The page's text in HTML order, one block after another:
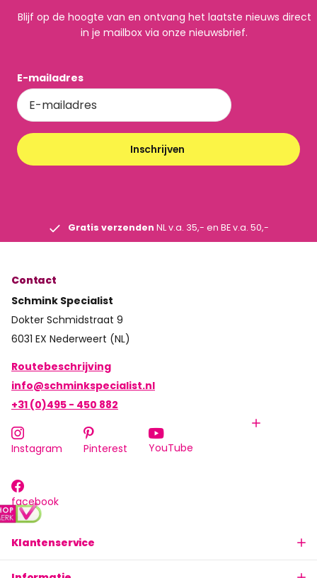
Blijf op de hoogte van en ontvang het laatste nieuws direct
in je mailbox via onze nieuwsbrief.
E-mailadres
Inschrijven
Gratis verzenden NL v.a. 35,- en BE v.a. 50,-
Klantenservice
Contact
Schmink Specialist
Dokter Schmidstraat 9
6031 EX Nederweert (NL)
Routebeschrijving
info@schminkspecialist.nl
+31 (0)495 - 450 882
Instagram Pinterest YouTube
facebook